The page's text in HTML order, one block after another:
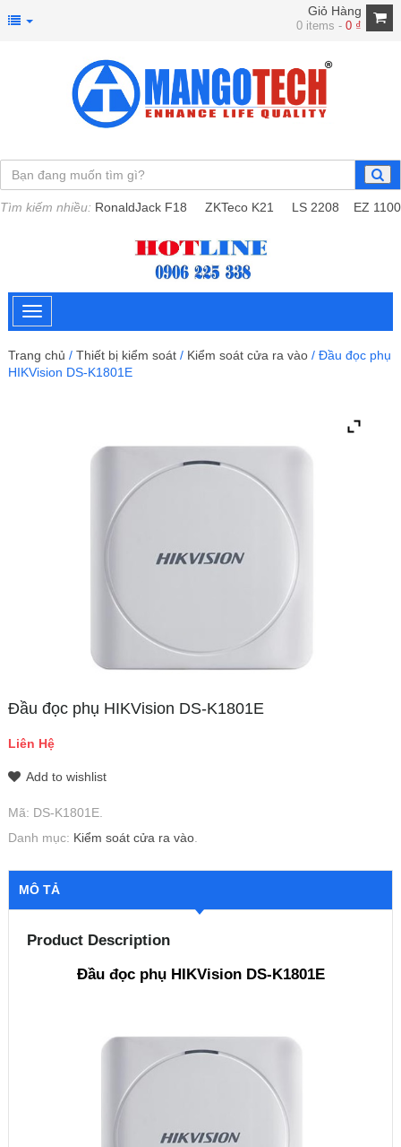
Giỏ Hàng
0 items -0 ₫
Tìm kiếm nhiều: RonaldJack F18 ZKTeco K21 LS 2208 EZ 1100
Trang chủ / Thiết bị kiểm soát / Kiểm soát cửa ra vào / Đầu đọc phụ
HIKVision DS-K1801E
Đầu đọc phụ HIKVision DS-K1801E
Liên Hệ
Add to wishlist
Mã: DS-K1801E
Danh mục: Kiểm soát cửa ra vào
MÔ TẢ
Product Description
Đầu đọc phụ HIKVision DS-K1801E